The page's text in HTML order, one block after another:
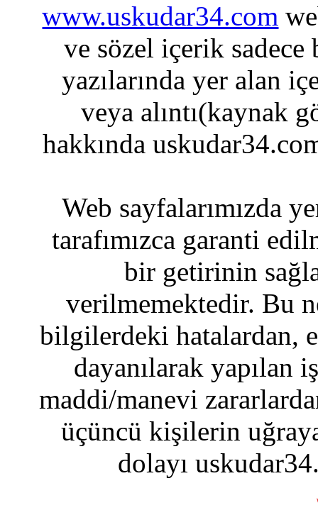
www.uskudar34.com
ve sözel içerik sadece
yazılarında yer alan
veya alıntı(kaynak
hakkında
Web sayfalarımızda
tarafımızca garanti
bir getirinin
verilmemektedir. Bu
bilgilerdeki hatalardan,
dayanılarak yapılan
maddi/manevi
üçüncü kişilerin
dolayı